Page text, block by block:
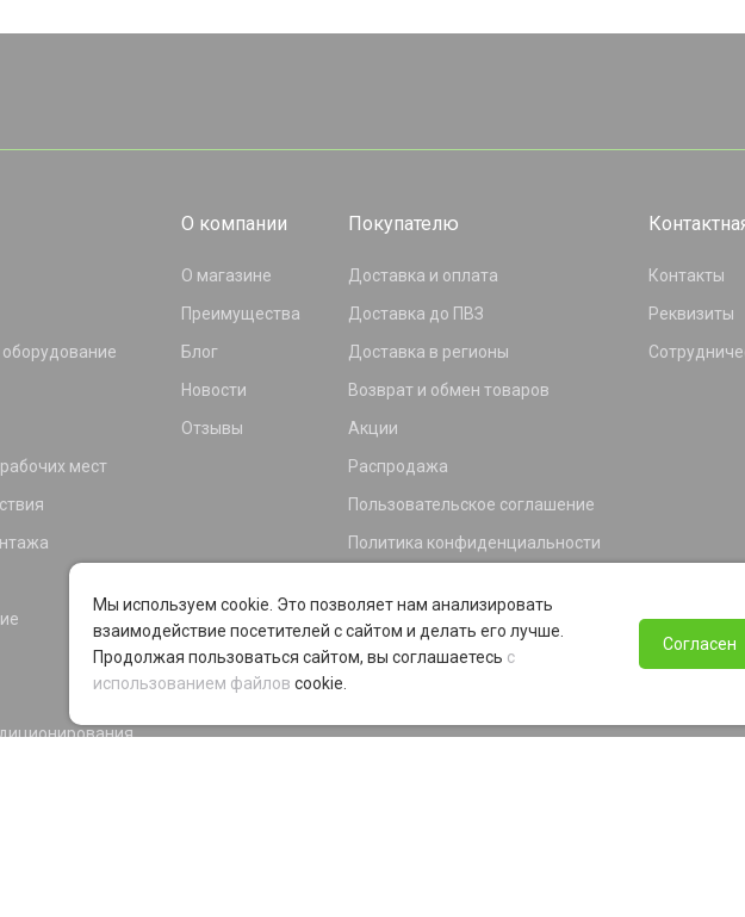
мест
О компании
О магазине
Преимущества
Блог
Новости
Отзывы
Покупателю
Доставка и оплата
Доставка до ПВЗ
Доставка в регионы
Возврат и обмен товаров
Акции
Распродажа
Пользовательское соглашение
Политика конфиденциальности
Программа лояльности
Контакты
Реквизиты
Мы используем cookie. Это позволяет нам анализировать
взаимодействие посетителей с сайтом и делать его лучше.
Продолжая пользоваться сайтом, вы соглашаетесь с
использованием файлов cookie.
Согласен